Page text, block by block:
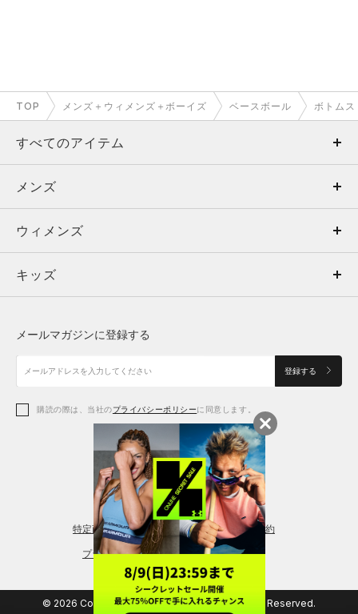
TOP メンズ＋ウィメンズ＋ボーイズ ベースボール ボトムス
すべてのアイテム
メンズ
ウィメンズ
キッズ
アクセサリー
メンズ
トップス
ボトムス
アクセサリー
ウィメンズ
トップス
シューズ
アクセサリー
レギンス＆タイツ
キッズ
シューズ
メールマガジンに登録する
登録する
購読の際は、当社のプライバシーポリシーに同意します。
特定商取引法に基づく通販の表記 会員規約
プライバシーポリシー
© 2026 Copyright DOME Corporation. All Rights Reserved.